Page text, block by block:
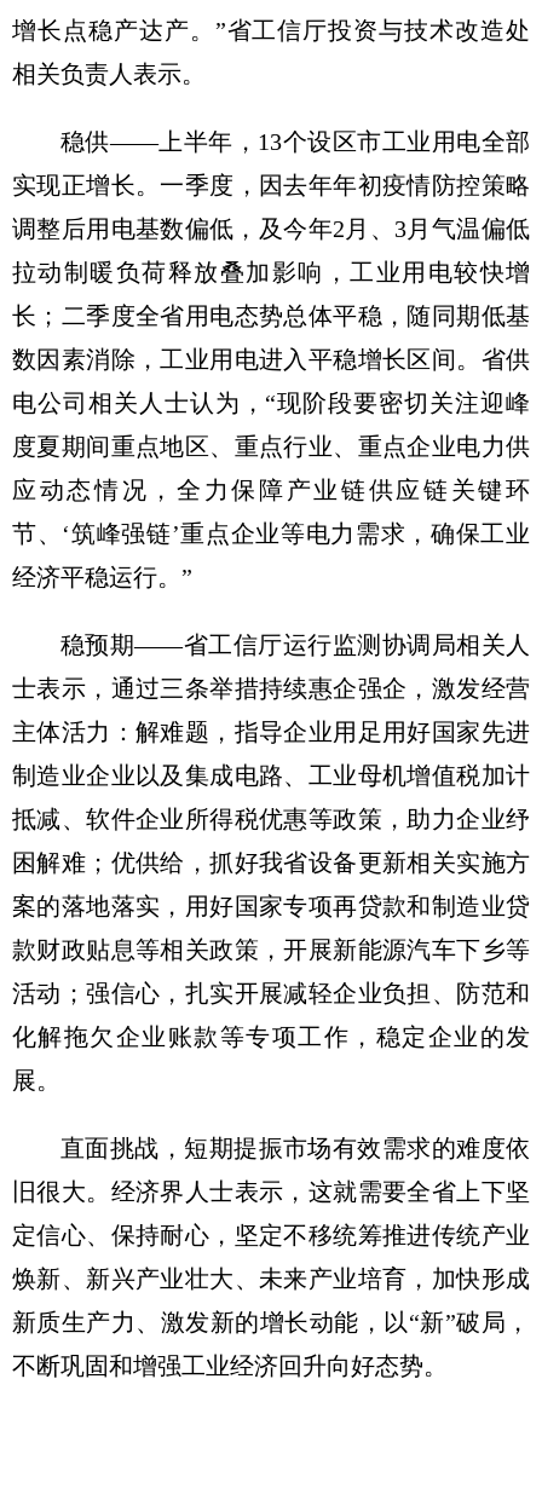
增长点稳产达产。”省工信厅投资与技术改造处
相关负责人表示。
稳供——上半年，13个设区市工业用电全部
实现正增长。一季度，因去年年初疫情防控策略
调整后用电基数偏低，及今年2月、3月气温偏低
拉动制暖负荷释放叠加影响，工业用电较快增
长；二季度全省用电态势总体平稳，随同期低基
数因素消除，工业用电进入平稳增长区间。省供
电公司相关人士认为，“现阶段要密切关注迎峰
度夏期间重点地区、重点行业、重点企业电力供
应动态情况，全力保障产业链供应链关键环
节、‘筑峰强链’重点企业等电力需求，确保工业
经济平稳运行。”
稳预期——省工信厅运行监测协调局相关人
士表示，通过三条举措持续惠企强企，激发经营
主体活力：解难题，指导企业用足用好国家先进
制造业企业以及集成电路、工业母机增值税加计
抵减、软件企业所得税优惠等政策，助力企业纾
困解难；优供给，抓好我省设备更新相关实施方
案的落地落实，用好国家专项再贷款和制造业贷
款财政贴息等相关政策，开展新能源汽车下乡等
活动；强信心，扎实开展减轻企业负担、防范和
化解拖欠企业账款等专项工作，稳定企业的发
展。
直面挑战，短期提振市场有效需求的难度依
旧很大。经济界人士表示，这就需要全省上下坚
定信心、保持耐心，坚定不移统筹推进传统产业
焕新、新兴产业壮大、未来产业培育，加快形成
新质生产力、激发新的增长动能，以“新”破局，
不断巩固和增强工业经济回升向好态势。